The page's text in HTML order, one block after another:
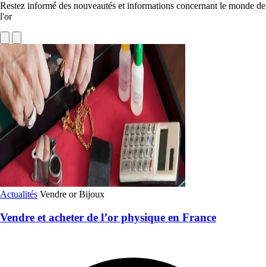
Restez informé des nouveautés et informations concernant le monde de
l'or
Actualités Vendre or Bijoux
Vendre et acheter de l’or physique en France